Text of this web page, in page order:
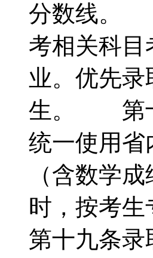
分数线。
考相关科
业。优先
生。 第十
统一使用省
（含数学
时，按考
第十九条